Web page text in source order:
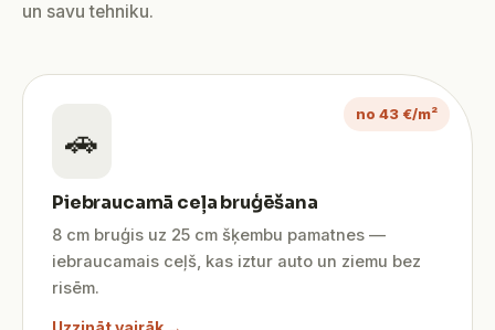
un savu tehniku.
no 43 €/m²
🚗
Piebraucamā ceļa bruģēšana
8 cm bruģis uz 25 cm šķembu pamatnes —
iebraucamais ceļš, kas iztur auto un ziemu bez
risēm.